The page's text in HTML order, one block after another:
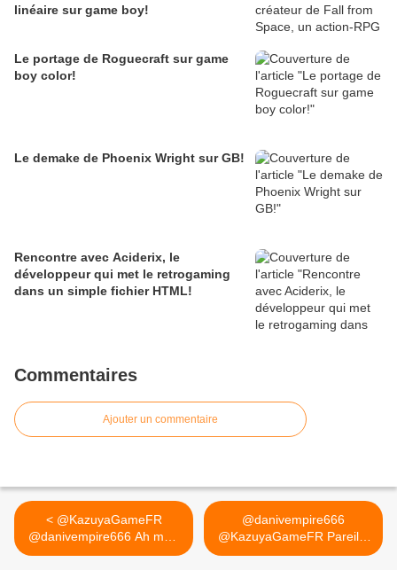
linéaire sur game boy!
Le portage de Roguecraft sur game
boy color!
Le demake de Phoenix Wright sur GB!
Rencontre avec Aciderix, le
développeur qui met le retrogaming
dans un simple fichier HTML!
Commentaires
Ajouter un commentaire
< @KazuyaGameFR
@danivempire666 Ah mais
clairement,...
@danivempire666
@KazuyaGameFR Pareil à
fond... >